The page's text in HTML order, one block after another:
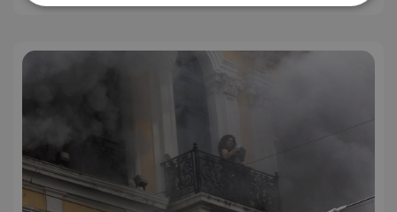
βασικές λειτουργίες του ιστότοπου, όπως τη
σύνδεση χρήστη και τη διαχείριση λογαριασμού.
Ο ιστότοπος δεν μπορεί να χρησιμοποιηθεί σωστά
χωρίς τα απολύτως απαραίτητα cookies.
Ονοματεπώνυμο
Προμηθευτής
Πεδίο